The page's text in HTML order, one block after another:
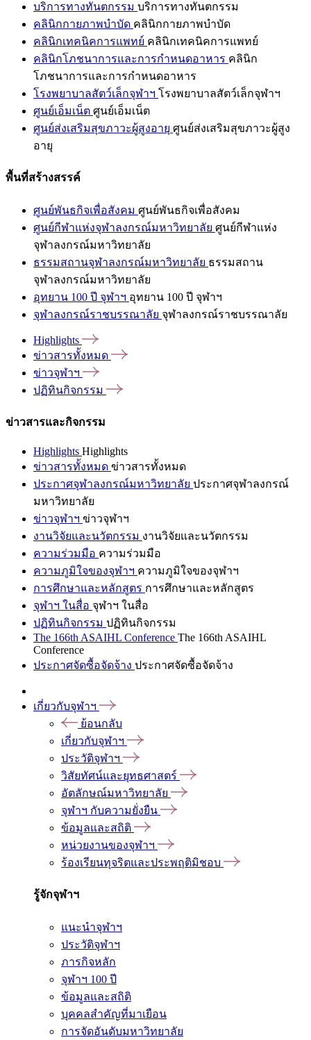
บริการทางทันตกรรม บริการทางทันตกรรม
คลินิกกายภาพบำบัด คลินิกกายภาพบำบัด
คลินิกเทคนิคการแพทย์ คลินิกเทคนิคการแพทย์
คลินิกโภชนาการและการกำหนดอาหาร คลินิก
โภชนาการและการกำหนดอาหาร
โรงพยาบาลสัตว์เล็กจุฬาฯ โรงพยาบาลสัตว์เล็กจุฬาฯ
ศูนย์เอ็มเน็ต ศูนย์เอ็มเน็ต
ศูนย์ส่งเสริมสุขภาวะผู้สูงอายุ ศูนย์ส่งเสริมสุขภาวะผู้สูง
อายุ
พื้นที่สร้างสรรค์
ศูนย์พันธกิจเพื่อสังคม ศูนย์พันธกิจเพื่อสังคม
ศูนย์กีฬาแห่งจุฬาลงกรณ์มหาวิทยาลัย ศูนย์กีฬาแห่ง
จุฬาลงกรณ์มหาวิทยาลัย
ธรรมสถานจุฬาลงกรณ์มหาวิทยาลัย ธรรมสถาน
จุฬาลงกรณ์มหาวิทยาลัย
อุทยาน 100 ปี จุฬาฯ อุทยาน 100 ปี จุฬาฯ
จุฬาลงกรณ์ราชบรรณาลัย จุฬาลงกรณ์ราชบรรณาลัย
Highlights
ข่าวสารทั้งหมด
ข่าวจุฬาฯ
ปฏิทินกิจกรรม
ข่าวสารและกิจกรรม
Highlights Highlights
ข่าวสารทั้งหมด ข่าวสารทั้งหมด
ประกาศจุฬาลงกรณ์มหาวิทยาลัย ประกาศจุฬาลงกรณ์
มหาวิทยาลัย
ข่าวจุฬาฯ ข่าวจุฬาฯ
งานวิจัยและนวัตกรรม งานวิจัยและนวัตกรรม
ความร่วมมือ ความร่วมมือ
ความภูมิใจของจุฬาฯ ความภูมิใจของจุฬาฯ
การศึกษาและหลักสูตร การศึกษาและหลักสูตร
จุฬาฯ ในสื่อ จุฬาฯ ในสื่อ
ปฏิทินกิจกรรม ปฏิทินกิจกรรม
The 166th ASAIHL Conference The 166th ASAIHL
Conference
ประกาศจัดซื้อจัดจ้าง ประกาศจัดซื้อจัดจ้าง
เกี่ยวกับจุฬาฯ
ย้อนกลับ
เกี่ยวกับจุฬาฯ
ประวัติจุฬาฯ
วิสัยทัศน์และยุทธศาสตร์
อัตลักษณ์มหาวิทยาลัย
จุฬาฯ กับความยั่งยืน
ข้อมูลและสถิติ
หน่วยงานของจุฬาฯ
ร้องเรียนทุจริตและประพฤติมิชอบ
รู้จักจุฬาฯ
แนะนำจุฬาฯ
ประวัติจุฬาฯ
ภารกิจหลัก
จุฬาฯ 100 ปี
ข้อมูลและสถิติ
บุคคลสำคัญที่มาเยือน
การจัดอันดับมหาวิทยาลัย